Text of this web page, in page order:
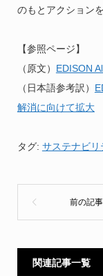
のもとアクション
【参照ページ】
（原文） EDISON
（日本語参考訳）
解消に向けて拡大
タグ: サステナビリ
関連記事一覧